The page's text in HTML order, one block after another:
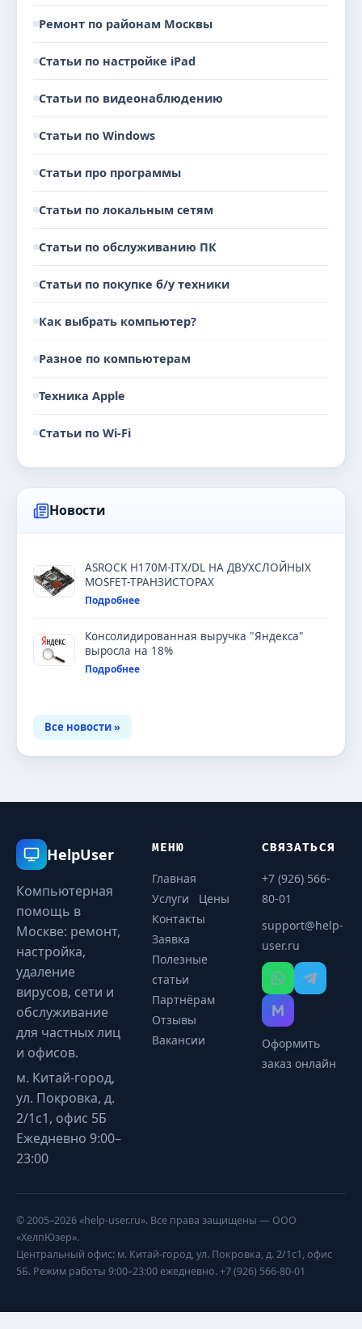
Ремонт по районам Москвы
Статьи по настройке iPad
Статьи по видеонаблюдению
Статьи по Windows
Статьи про программы
Статьи по локальным сетям
Статьи по обслуживанию ПК
Статьи по покупке б/у техники
Как выбрать компьютер?
Разное по компьютерам
Техника Apple
Статьи по Wi-Fi
Новости
ASROCK H170M-ITX/DL НА ДВУХСЛОЙНЫХ
MOSFET-ТРАНЗИСТОРАХ
Подробнее
Консолидированная выручка "Яндекса"
выросла на 18%
Подробнее
Все новости »
HelpUser
Компьютерная
помощь в
Москве: ремонт,
настройка,
удаление
вирусов, сети и
обслуживание
для частных лиц
и офисов.
м. Китай-город,
ул. Покровка, д.
2/1с1, офис 5Б
Ежедневно 9:00–
23:00
МЕНЮ
Главная
Услуги
Цены
Контакты
Заявка
Полезные
статьи
Партнёрам
Отзывы
Вакансии
СВЯЗАТЬСЯ
+7 (926) 566-
80-01
support@help-
user.ru
Оформить
заказ онлайн
© 2005–2026 «help-user.ru». Все права защищены — ООО
«ХелпЮзер».
Центральный офис: м. Китай-город, ул. Покровка, д. 2/1с1, офис
5Б. Режим работы 9:00–23:00 ежедневно. +7 (926) 566-80-01